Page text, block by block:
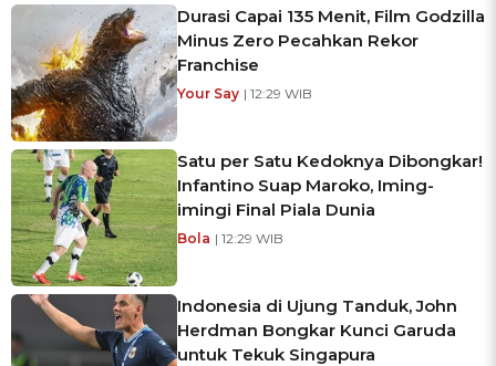
Durasi Capai 135 Menit, Film Godzilla
Minus Zero Pecahkan Rekor
Franchise
Your Say | 12:29 WIB
Satu per Satu Kedoknya Dibongkar!
Infantino Suap Maroko, Iming-
imingi Final Piala Dunia
Bola | 12:29 WIB
Indonesia di Ujung Tanduk, John
Herdman Bongkar Kunci Garuda
untuk Tekuk Singapura